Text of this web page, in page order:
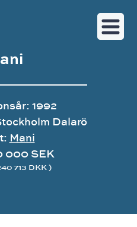
1992
Dalarö
Mani
000 SEK
713 DKK )